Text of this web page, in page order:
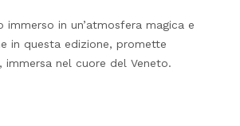
immerso in un’atmosfera magica e
in questa edizione, promette
immersa nel cuore del Veneto.